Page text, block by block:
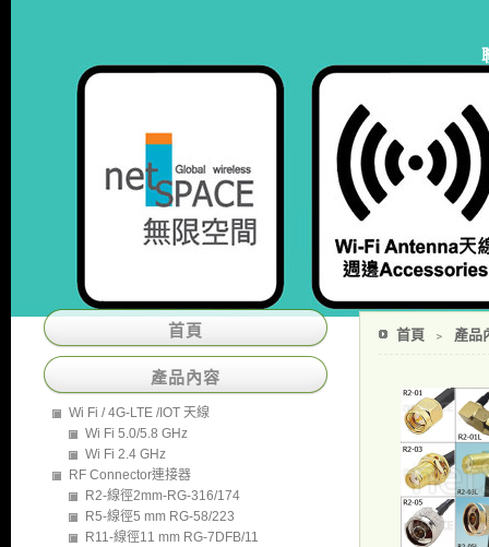
首頁 ﹥ 產品
首頁
產品內容
Wi Fi / 4G-LTE /IOT 天線
Wi Fi 5.0/5.8 GHz
Wi Fi 2.4 GHz
RF Connector連接器
R2-線徑2mm-RG-316/174
R5-線徑5 mm RG-58/223
R11-線徑11 mm RG-7DFB/11